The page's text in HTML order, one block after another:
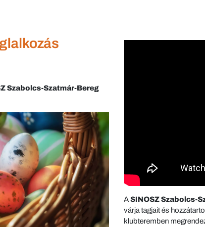
Szabolcs-Szatmár-Bereg
ASINOSZ Szabolcs-
várja tagjait és
klubteremben